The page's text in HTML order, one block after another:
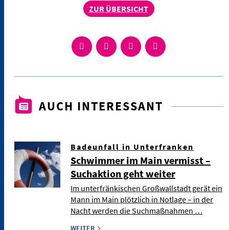
ZUR ÜBERSICHT
AUCH INTERESSANT
Badeunfall in Unterfranken
Schwimmer im Main vermisst –
Suchaktion geht weiter
Im unterfränkischen Großwallstadt gerät ein
Mann im Main plötzlich in Notlage – in der
Nacht werden die Suchmaßnahmen …
WEITER